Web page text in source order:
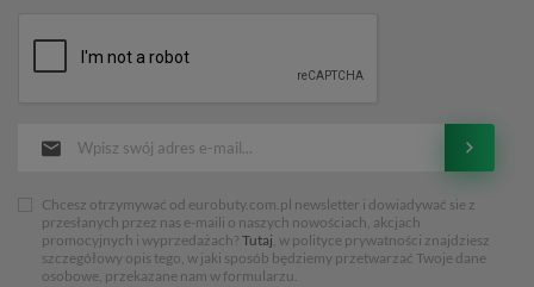
Chcesz otrzymywać od eurobuty.com.pl newsletter i dowiadywać sie z
przesłanych przez nas e-maili o naszych nowościach, akcjach
promocyjnych i wyprzedażach? Tutaj, w polityce prywatności znajdziesz
szczegółowy opis tego, w jaki sposób będziemy przetwarzać Twoje dane
osobowe, przekazane nam w formularzu.